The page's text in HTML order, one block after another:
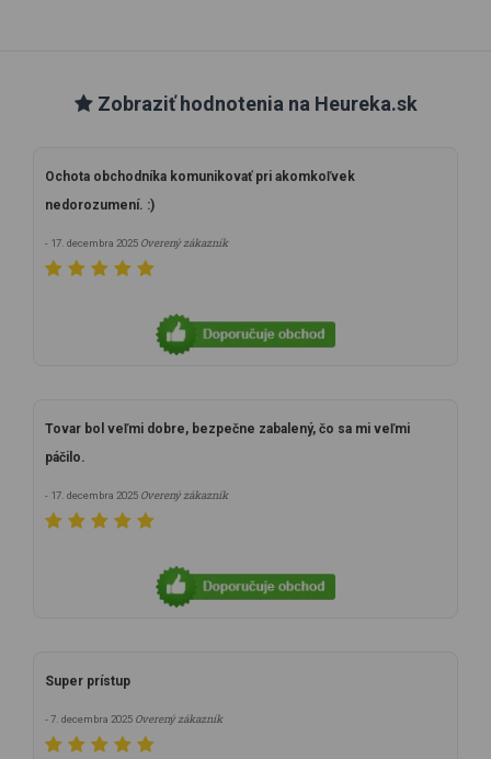
Zobraziť hodnotenia na Heureka.sk
Ochota obchodníka komunikovať pri akomkoľvek
nedorozumení. :)
- 17. decembra 2025 Overený zákazník
Tovar bol veľmi dobre, bezpečne zabalený, čo sa mi veľmi
páčilo.
- 17. decembra 2025 Overený zákazník
Super prístup
- 7. decembra 2025 Overený zákazník